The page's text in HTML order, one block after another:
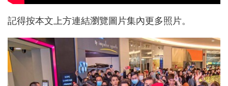
記得按本文上方連結瀏覽圖片集內更多照片。